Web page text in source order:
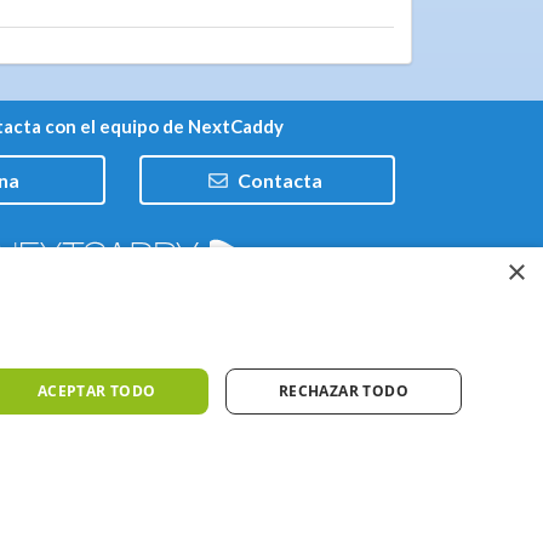
con el equipo de NextCaddy
Contacta
×
ACEPTAR TODO RECHAZAR TODO